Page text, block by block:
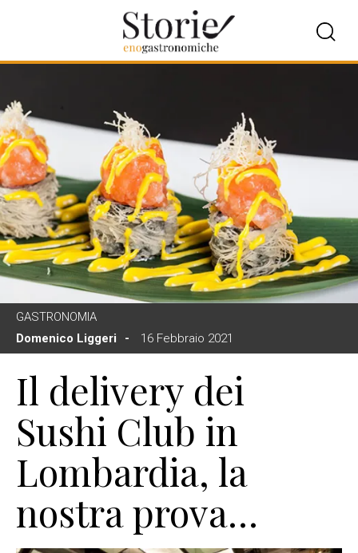
GASTRONOMIA
Domenico Liggeri
16 Febbraio 2021
Il delivery dei
Sushi Club in
Lombardia, la
nostra prova…